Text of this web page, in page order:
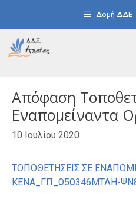
Δομή ΔΔΕ -
Απόφαση
Εναπομείναντα
10 Ιουλίου 2020
ΤΟΠΟΘΕΤΗΣΕΙΣ ΣΕ
ΚΕΝΑ_ΓΠ_Ω5Ω346ΜΤΛΗ-